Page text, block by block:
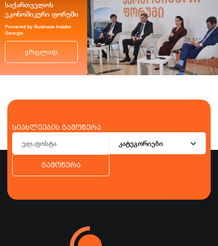
საქართველოს
ეკონომიკური ფორუმი
Powered by Business Insider
Georgia
ვრცლად
სიახლეების გამოწერა
კატეგორიები
გამოწერა